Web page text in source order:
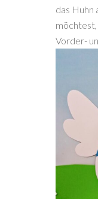
das Huhn
Vorder-